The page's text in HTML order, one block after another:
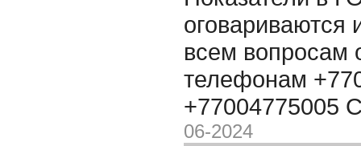
оговариваются
всем вопросам
телефонам
+77004775005
06-2024